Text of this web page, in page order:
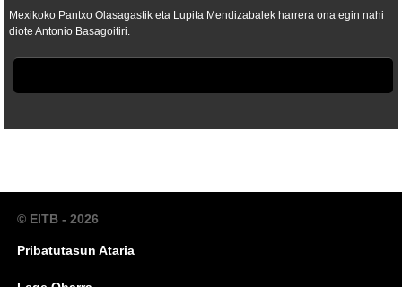
Mexikoko Pantxo Olasagastik eta Lupita Mendizabalek harrera ona egin nahi
diote Antonio Basagoitiri.
© EITB - 2026
Pribatutasun Ataria